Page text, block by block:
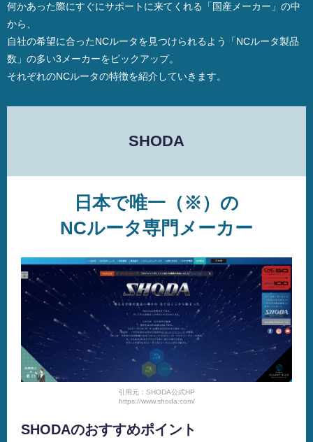
何かあった際にすぐにサポートに来てくれる「国産メーカー」の中
から、
自社の希望に合ったNCルータを見つけられるよう「NCルータ製品
数」の多い3メーカーをピックアップ。
それぞれのNCルータの特徴を紹介していきます。
SHODA
日本で唯一（※）の
NCルータ専門メーカー
引用元：SHODA公式HP
https://www.shoda.com/
SHODAのおすすめポイント